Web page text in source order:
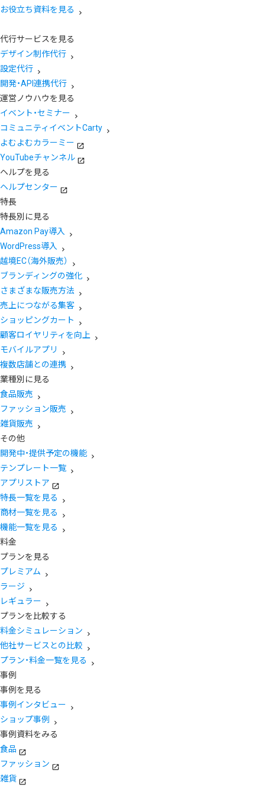
お役立ち資料を見る
代行サービスを見る
デザイン制作代行
設定代行
開発・API連携代行
運営ノウハウを見る
イベント・セミナー
コミュニティイベントCarty
よむよむカラーミー
YouTubeチャンネル
ヘルプを見る
ヘルプセンター
特長
特長別に見る
Amazon Pay導入
WordPress導入
越境EC（海外販売）
ブランディングの強化
さまざまな販売方法
売上につながる集客
ショッピングカート
顧客ロイヤリティを向上
モバイルアプリ
複数店舗との連携
業種別に見る
食品販売
ファッション販売
雑貨販売
その他
開発中・提供予定の機能
テンプレート一覧
アプリストア
特長一覧を見る
商材一覧を見る
機能一覧を見る
料金
プランを見る
プレミアム
ラージ
レギュラー
プランを比較する
料金シミュレーション
他社サービスとの比較
プラン・料金一覧を見る
事例
事例を見る
事例インタビュー
ショップ事例
事例資料をみる
食品
ファッション
雑貨